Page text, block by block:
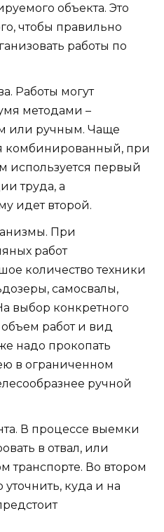
объекта. Это
чтобы правильно
работы по
Работы могут
методами –
или ручным. Чаще
комбинированный, при
используется первый
труда, а
идет второй.
При
работ
количество техники
самосвалы,
выбор конкретного
работ и вид
надо прокопать
в ограниченном
ручной
В процессе выемки
в отвал, или
транспорте. Во втором
куда и на